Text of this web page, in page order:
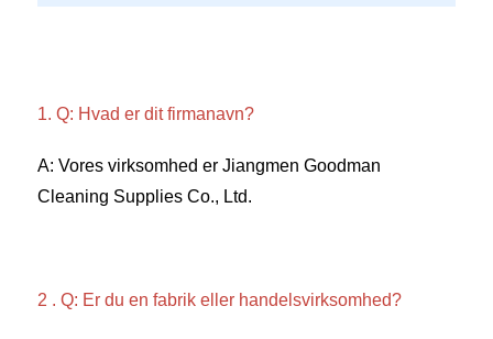
1. Q: Hvad er dit firmanavn?
A: Vores virksomhed er Jiangmen Goodman
Cleaning Supplies Co., Ltd.
2 . Q: Er du en fabrik eller handelsvirksomhed?